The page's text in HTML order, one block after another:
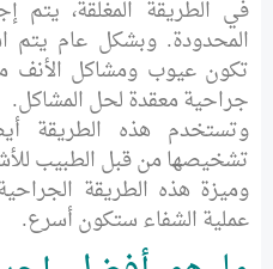
في الطريقة المغلقة، يتم
المحدودة. وبشكل عام يتم
تكون عيوب ومشاكل الأنف
جراحية معقدة لحل المشاكل.
وتستخدم هذه الطريقة
تشخيصها من قبل الطبيب
وميزة هذه الطريقة
عملية الشفاء ستكون أسرع.